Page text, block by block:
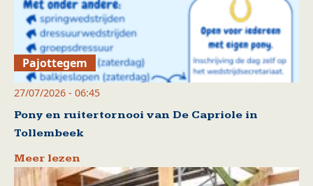
Pajottegem
27/07/2026 - 06:45
Pony en ruitertornooi van De Capriole in
Tollembeek
Meer lezen